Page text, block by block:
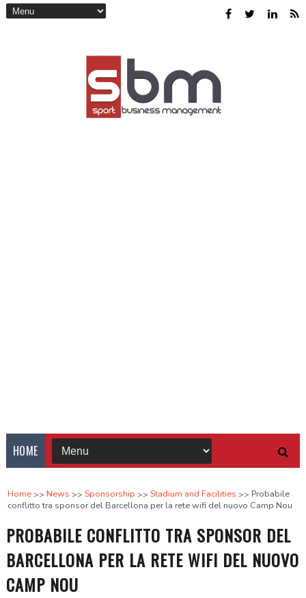
HOME
Home News Sponsorship Stadium and Facilities
Probabile
conflitto tra sponsor del Barcellona per la rete wifi del nuovo Camp Nou
PROBABILE CONFLITTO TRA SPONSOR DEL
BARCELLONA PER LA RETE WIFI DEL NUOVO
CAMP NOU